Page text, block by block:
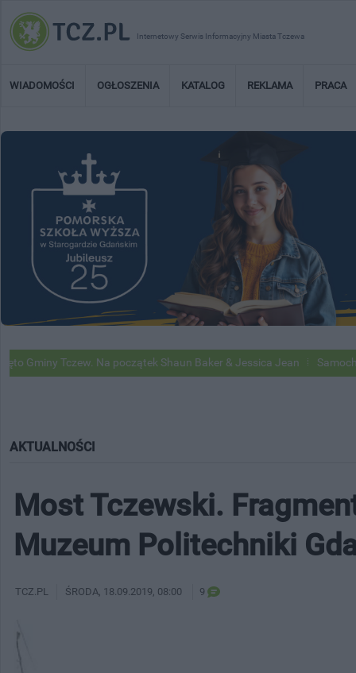
Internetowy Serwis Informacyjny Miasta Tczewa
WIADOMOŚCI OGŁOSZENIA KATALOG REKLAMA PRACA
Na początek Shaun Baker & Jessica Jean Samochody Google
AKTUALNOŚCI
Most Tczewski.
Muzeum Politechniki
TCZ.PL ŚRODA , 18.09.2019, 08:00 9